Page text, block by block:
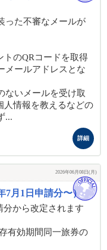
った不審なメールが
のQRコードを取得
メールアドレスとな
いメールを受け取
人情報を教えるなどの
...
詳細
2026年06月08日(月)
7月1日申請分〜）
分から改定されます
有効期間同一旅券の